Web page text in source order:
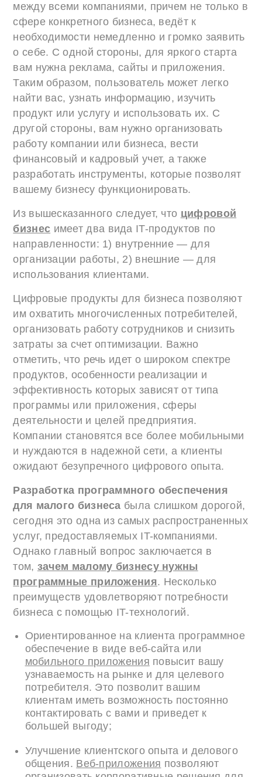
между всеми компаниями, причем не только в
сфере конкретного бизнеса, ведёт к
необходимости немедленно и громко заявить
о себе. С одной стороны, для яркого старта
вам нужна реклама, сайты и приложения.
Таким образом, пользователь может легко
найти вас, узнать информацию, изучить
продукт или услугу и использовать их. С
другой стороны, вам нужно организовать
работу компании или бизнеса, вести
финансовый и кадровый учет, а также
разработать инструменты, которые позволят
вашему бизнесу функционировать.
Из вышесказанного следует, что цифровой
бизнес имеет два вида IT-продуктов по
направленности: 1) внутренние — для
организации работы, 2) внешние — для
использования клиентами.
Цифровые продукты для бизнеса позволяют
им охватить многочисленных потребителей,
организовать работу сотрудников и снизить
затраты за счет оптимизации. Важно
отметить, что речь идет о широком спектре
продуктов, особенности реализации и
эффективность которых зависят от типа
программы или приложения, сферы
деятельности и целей предприятия.
Компании становятся все более мобильными
и нуждаются в надежной сети, а клиенты
ожидают безупречного цифрового опыта.
Разработка программного обеспечения
для малого бизнеса была слишком дорогой,
сегодня это одна из самых распространенных
услуг, предоставляемых IT-компаниями.
Однако главный вопрос заключается в
том, зачем малому бизнесу нужны
программные приложения. Несколько
преимуществ удовлетворяют потребности
бизнеса с помощью IT-технологий.
Ориентированное на клиента программное
обеспечение в виде веб-сайта или
мобильного приложения повысит вашу
узнаваемость на рынке и для целевого
потребителя. Это позволит вашим
клиентам иметь возможность постоянно
контактировать с вами и приведет к
большей выгоду;
Улучшение клиентского опыта и делового
общения. Веб-приложения позволяют